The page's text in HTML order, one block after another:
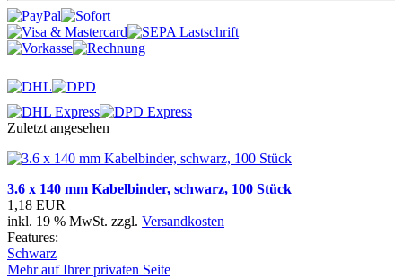
Zuletzt angesehen
3.6 x 140 mm Kabelbinder, schwarz, 100 Stück
1,18 EUR
inkl. 19 % MwSt. zzgl. Versandkosten
Features:
Schwarz
Mehr auf Ihrer privaten Seite